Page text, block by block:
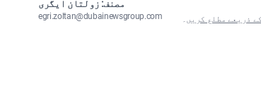
ذریعے مطلع کریں۔
مصنف: زولتان ایگری
egri.zoltan@dubainewsgroup.com